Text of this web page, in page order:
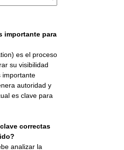
importante para
es el proceso
su visibilidad
importante
autoridad y
es clave para
correctas
analizar la